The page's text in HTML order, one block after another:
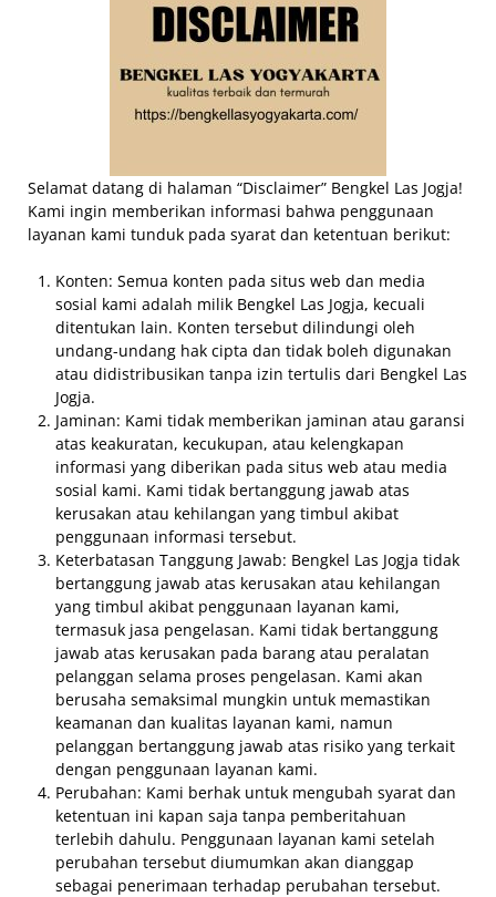
Selamat datang di halaman “Disclaimer” Bengkel Las Jogja!
Kami ingin memberikan informasi bahwa penggunaan
layanan kami tunduk pada syarat dan ketentuan berikut:
Konten: Semua konten pada situs web dan media
sosial kami adalah milik Bengkel Las Jogja, kecuali
ditentukan lain. Konten tersebut dilindungi oleh
undang-undang hak cipta dan tidak boleh digunakan
atau didistribusikan tanpa izin tertulis dari Bengkel Las
Jogja.
Jaminan: Kami tidak memberikan jaminan atau garansi
atas keakuratan, kecukupan, atau kelengkapan
informasi yang diberikan pada situs web atau media
sosial kami. Kami tidak bertanggung jawab atas
kerusakan atau kehilangan yang timbul akibat
penggunaan informasi tersebut.
Keterbatasan Tanggung Jawab: Bengkel Las Jogja tidak
bertanggung jawab atas kerusakan atau kehilangan
yang timbul akibat penggunaan layanan kami,
termasuk jasa pengelasan. Kami tidak bertanggung
jawab atas kerusakan pada barang atau peralatan
pelanggan selama proses pengelasan. Kami akan
berusaha semaksimal mungkin untuk memastikan
keamanan dan kualitas layanan kami, namun
pelanggan bertanggung jawab atas risiko yang terkait
dengan penggunaan layanan kami.
Perubahan: Kami berhak untuk mengubah syarat dan
ketentuan ini kapan saja tanpa pemberitahuan
terlebih dahulu. Penggunaan layanan kami setelah
perubahan tersebut diumumkan akan dianggap
sebagai penerimaan terhadap perubahan tersebut.